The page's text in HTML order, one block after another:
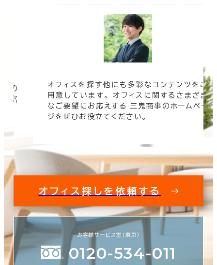
の
豊富
オフィスを探す他にも多彩なコンテンツをご
用意しています。 オフィスに関するさまざま
なご要望にお応えする 三鬼商事のホームペー
ジをぜひお役立てください。
オフィス探しを依頼する
お客様サービス室（東京）
0120-534-011